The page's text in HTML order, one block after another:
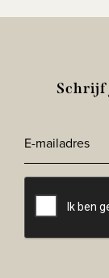
Schrijf